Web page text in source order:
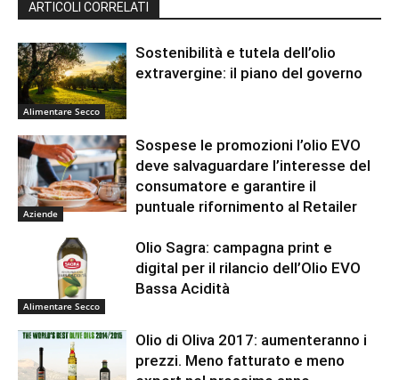
ARTICOLI CORRELATI
Alimentare Secco
Sostenibilità e tutela dell’olio
extravergine: il piano del governo
Aziende
Sospese le promozioni l’olio EVO
deve salvaguardare l’interesse del
consumatore e garantire il
puntuale rifornimento al Retailer
Alimentare Secco
Olio Sagra: campagna print e
digital per il rilancio dell’Olio EVO
Bassa Acidità
Olio di Oliva 2017: aumenteranno i
prezzi. Meno fatturato e meno